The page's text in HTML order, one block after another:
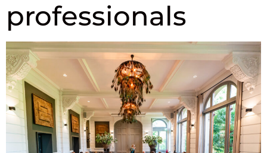
professionals